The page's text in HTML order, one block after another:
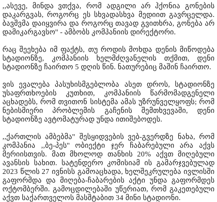
,,ასევე, მინდა ვთქვა, რომ ადგილი არ ჰქონია გონების
დაკარგვას, როგორც ეს სხვადასხვა მედიით გავრცელდა.
ბავშვმა დაიყვირა და როგორც თავად გვითხრა, გონება არ
დამიკარგავსო'' - ამბობს კომპანიის დირექტორი.
რაც შეეხება იმ ფაქტს, თუ როდის მოხდა დენის მიწოდება
სტადიონზე, კომპანიის ხელმძღვანელის თქმით, დენი
სტადიონზე ჩაირთო 5 დღის წინ. ნათურებიც მაშინ ჩაირთო.
ვის ევალება პასუხისმგებლობა ასეთ დროს, სტადიონზე
უსაფრთხოების კუთხით, კომპანიის წარმომადგენელი
აცხადებს, რომ თვითონ სისტემა ამას უზრუნველყოფს; რომ
ნებისმიერი პრობლემის გაჩენის შემთხვევაში, დენი
სტადიონზე ავტომატურად უნდა ითიშებოდეს.
,,ქართლის ამბებმა'' შესყიდვების ვებ-გვერდზე ნახა, რომ
კომპანია ,,ბე-პეს'' ობიექტი ჯერ ჩაბარებული არა აქვს
მერიისთვის. მათ მხოლოდ თანხის 20% აქვთ მიღებული
ავანსის სახით. სატენდერო კომისიამ ის გამარჯვებულად
2023 წლის 27 ივნისს გამოაცხადა, ხელშეკრულება ივლისში
გაფორმდა და მიღება-ჩაბარების აქტი უნდა გაფორმდეს
ოქტომბერში. გამოცდილებაში უწერიათ, რომ გაკეთებული
აქვთ საქართველოს მასშტაბით 34 მინი სტადიონი.